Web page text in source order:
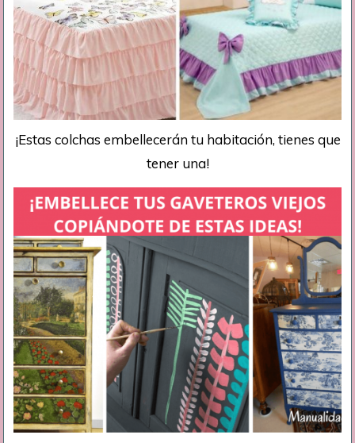
¡Estas colchas embellecerán tu habitación, tienes que
tener una!